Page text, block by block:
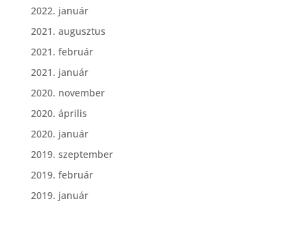
2022. január
2021. augusztus
2021. február
2021. január
2020. november
2020. április
2020. január
2019. szeptember
2019. február
2019. január